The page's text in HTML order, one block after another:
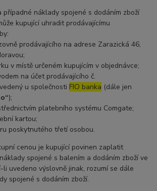
náklady spojené s dodáním zboží
kupující uhradit prodávajícímu
prodávajícího na adrese Zarazická 46,
v místě určeném kupujícím v objednávce;
na účet prodávajícího č.
u společnosti FIO banka (dále jen
);
platebního systému Comgate;
kartou;
poskytnutého třetí osobou.
cenou je kupující povinen zaplatit
spojené s balením a dodáním zboží ve
li uvedeno výslovně jinak, rozumí se dále
spojené s dodáním zboží.